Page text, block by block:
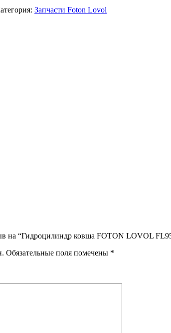
Запчасти Foton Lovol
на “Гидроцилиндр ковша FOTON LOVOL
Обязательные поля помечены *